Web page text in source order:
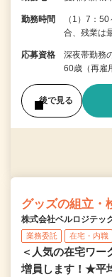
勤務時間
（1）7：
合、残業は
応募資格
深夜帯勤務
60歳（再雇
後で見る
グッズの組立・
株式会社ベルロジテッ
業務委託 在宅・内職
＜人気の在宅ワー
増員します！★平